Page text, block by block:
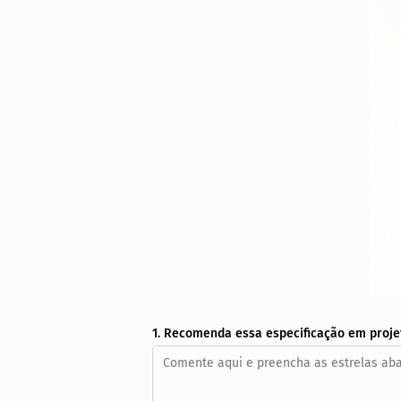
1. Recomenda essa especificação em